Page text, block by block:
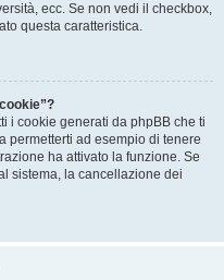
ecc. Se non vedi il checkbox,
questa caratteristica.
i cookie generati da phpBB che ti
permetterti ad esempio di tenere
ha attivato la funzione. Se
sistema, la cancellazione dei